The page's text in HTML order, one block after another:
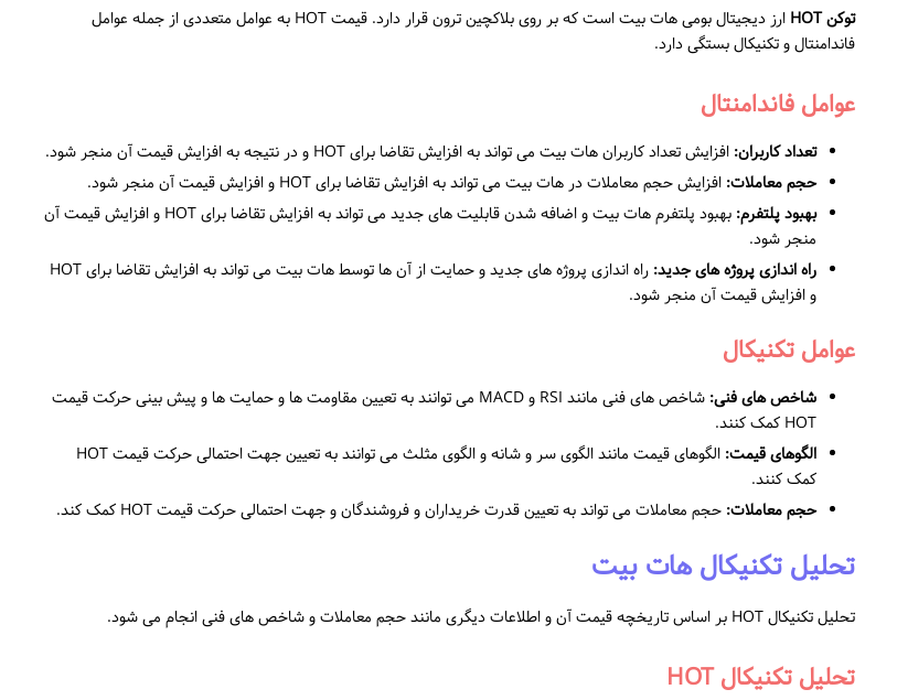
توکن HOT
ارز دیجیتال بومی هات بیت است که بر روی بلاکچین ترون قرار دارد. قیمت HOT به عوامل متعددی از جمله عوامل
فاندامنتال و تکنیکال بستگی دارد.
عوامل فاندامنتال
تعداد کاربران: افزایش تعداد کاربران هات بیت می تواند به افزایش تقاضا برای HOT و در نتیجه به افزایش قیمت آن منجر شود.
حجم معاملات: افزایش حجم معاملات در هات بیت می تواند به افزایش تقاضا برای HOT و افزایش قیمت آن منجر شود.
بهبود پلتفرم:
بهبود پلتفرم هات بیت و اضافه شدن قابلیت های جدید می تواند به افزایش تقاضا برای HOT و افزایش قیمت آن
منجر شود.
راه اندازی پروژه های جدید:
راه اندازی پروژه های جدید و حمایت از آن ها توسط هات بیت می تواند به افزایش تقاضا برای HOT
و افزایش قیمت آن منجر شود.
عوامل تکنیکال
شاخص های فنی:
شاخص های فنی مانند RSI و MACD می توانند به تعیین مقاومت ها و حمایت ها و پیش بینی حرکت قیمت
HOT کمک کنند.
الگوهای قیمت:
الگوهای قیمت مانند الگوی سر و شانه و الگوی مثلث می توانند به تعیین جهت احتمالی حرکت قیمت HOT
کمک کنند.
حجم معاملات: حجم معاملات می تواند به تعیین قدرت خریداران و فروشندگان و جهت احتمالی حرکت قیمت HOT کمک کند.
تحلیل تکنیکال هات بیت
تحلیل تکنیکال HOT بر اساس تاریخچه قیمت آن و اطلاعات دیگری مانند حجم معاملات و شاخص های فنی انجام می شود.
تحلیل تکنیکال HOT